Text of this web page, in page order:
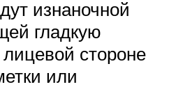
изнаночной
гладкую
стороне
или